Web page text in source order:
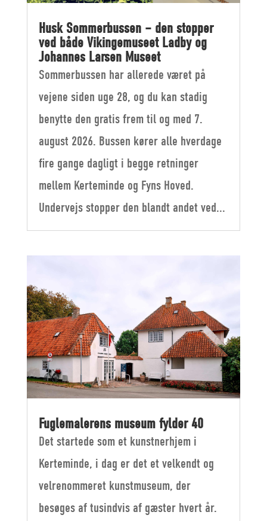
Husk Sommerbussen – den stopper
ved både Vikingemuseet Ladby og
Johannes Larsen Museet
Sommerbussen har allerede været på
vejene siden uge 28, og du kan stadig
benytte den gratis frem til og med 7.
august 2026. Bussen kører alle hverdage
fire gange dagligt i begge retninger
mellem Kerteminde og Fyns Hoved.
Undervejs stopper den blandt andet ved...
Fuglemalerens museum fylder 40
Det startede som et kunstnerhjem i
Kerteminde, i dag er det et velkendt og
velrenommeret kunstmuseum, der
besøges af tusindvis af gæster hvert år.